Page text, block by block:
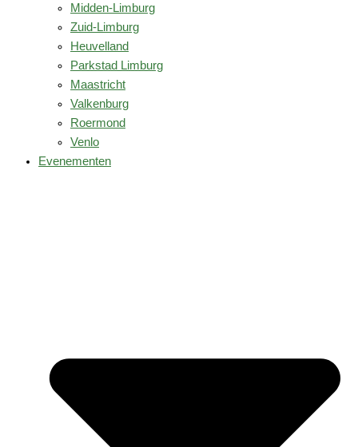
Midden-Limburg
Zuid-Limburg
Heuvelland
Parkstad Limburg
Maastricht
Valkenburg
Roermond
Venlo
Evenementen